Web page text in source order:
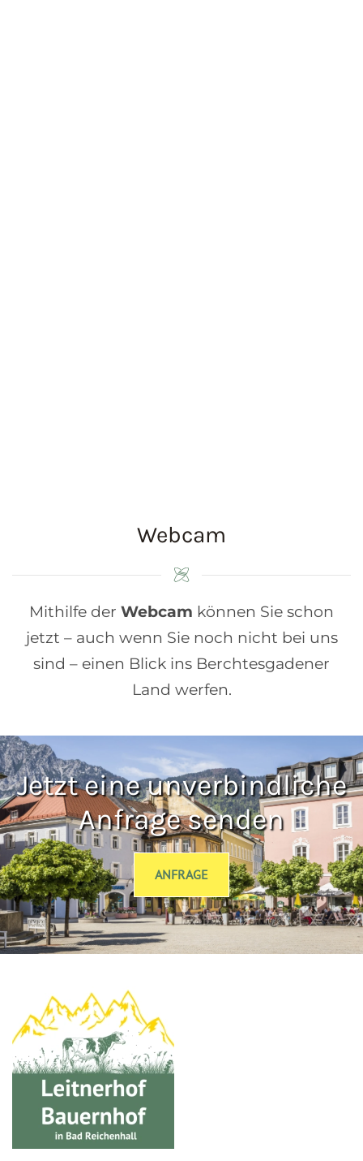
Webcam
Mithilfe der Webcam können Sie schon
jetzt – auch wenn Sie noch nicht bei uns
sind – einen Blick ins Berchtesgadener
Land werfen.
Jetzt eine unverbindliche
Anfrage senden
ANFRAGE